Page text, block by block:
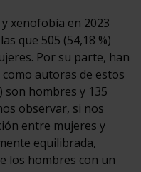
xenofobia en 2023
que 505 (54,18 %)
Por su parte, han
autoras de estos
son hombres y 135
observar, si nos
entre mujeres y
equilibrada,
los hombres con un